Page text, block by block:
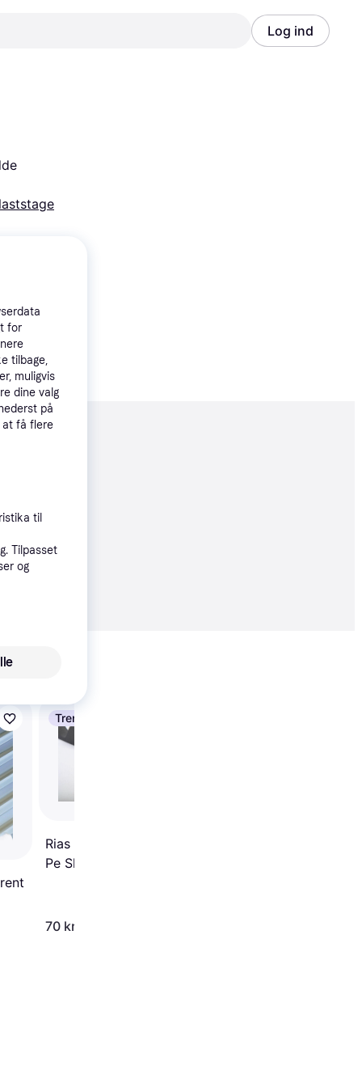
Log ind
kr.
Trender
Rias Sort, Hvid Onduline
Pe Skumtætning 900 Mm
70 kr.
for
tilbage,
muligvis
dine valg
på
at få flere
til
Tilpasset
og